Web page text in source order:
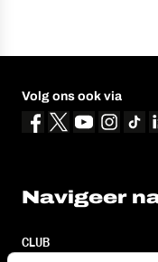
Volg ons ook via
Navigeer
CLUB